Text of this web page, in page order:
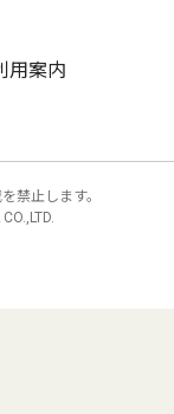
用案内
禁止します。